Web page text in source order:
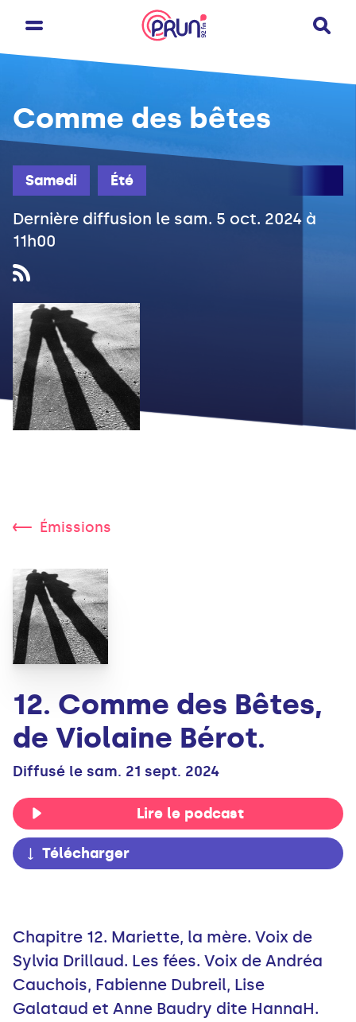
Samedi Été
Comme des bêtes
Dernière diffusion le sam. 5 oct. 2024 à
11h00
Émissions
12. Comme des Bêtes,
de Violaine Bérot.
Diffusé le sam. 21 sept. 2024
Lire le podcast
Télécharger
Chapitre 12. Mariette, la mère. Voix de
Sylvia Drillaud. Les fées. Voix de Andréa
Cauchois, Fabienne Dubreil, Lise
Galataud et Anne Baudry dite HannaH.